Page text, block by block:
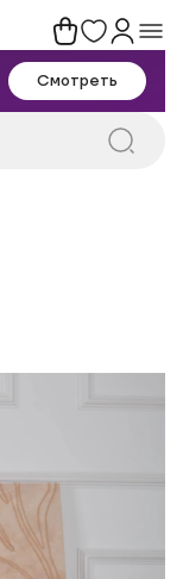
Смотреть